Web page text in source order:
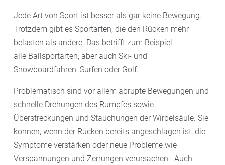
Jede Art von Sport ist besser als gar keine Bewegung.
Trotzdem gibt es Sportarten, die den Rücken mehr
belasten als andere. Das betrifft zum Beispiel
alle Ballsportarten, aber auch Ski- und
Snowboardfahren, Surfen oder Golf.
Problematisch sind vor allem abrupte Bewegungen und
schnelle Drehungen des Rumpfes sowie
Überstreckungen und Stauchungen der Wirbelsäule. Sie
können, wenn der Rücken bereits angeschlagen ist, die
Symptome verstärken oder neue Probleme wie
Verspannungen und Zerrungen verursachen. Auch